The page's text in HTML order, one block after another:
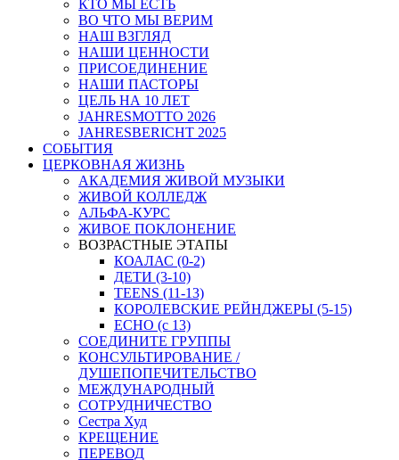
КТО МЫ ЕСТЬ
ВО ЧТО МЫ ВЕРИМ
НАШ ВЗГЛЯД
НАШИ ЦЕННОСТИ
ПРИСОЕДИНЕНИЕ
НАШИ ПАСТОРЫ
ЦЕЛЬ НА 10 ЛЕТ
JAHRESMOTTO 2026
JAHRESBERICHT 2025
СОБЫТИЯ
ЦЕРКОВНАЯ ЖИЗНЬ
АКАДЕМИЯ ЖИВОЙ МУЗЫКИ
ЖИВОЙ КОЛЛЕДЖ
АЛЬФА-КУРС
ЖИВОЕ ПОКЛОНЕНИЕ
ВОЗРАСТНЫЕ ЭТАПЫ
КОАЛАС (0-2)
ДЕТИ (3-10)
TEENS (11-13)
КОРОЛЕВСКИЕ РЕЙНДЖЕРЫ (5-15)
ECHO (с 13)
СОЕДИНИТЕ ГРУППЫ
КОНСУЛЬТИРОВАНИЕ /
ДУШЕПОПЕЧИТЕЛЬСТВО
МЕЖДУНАРОДНЫЙ
СОТРУДНИЧЕСТВО
Сестра Худ
КРЕЩЕНИЕ
ПЕРЕВОД